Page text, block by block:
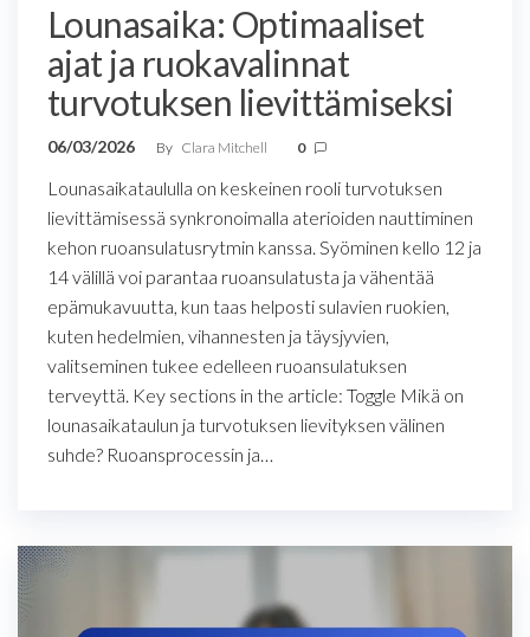
Lounasaika: Optimaaliset
ajat ja ruokavalinnat
turvotuksen lievittämiseksi
06/03/2026 By Clara Mitchell 0
Lounasaikataululla on keskeinen rooli turvotuksen
lievittämisessä synkronoimalla aterioiden nauttiminen
kehon ruoansulatusrytmin kanssa. Syöminen kello 12 ja
14 välillä voi parantaa ruoansulatusta ja vähentää
epämukavuutta, kun taas helposti sulavien ruokien,
kuten hedelmien, vihannesten ja täysjyvien,
valitseminen tukee edelleen ruoansulatuksen
terveyttä. Key sections in the article: Toggle Mikä on
lounasaikataulun ja turvotuksen lievityksen välinen
suhde? Ruoansprocessin ja…